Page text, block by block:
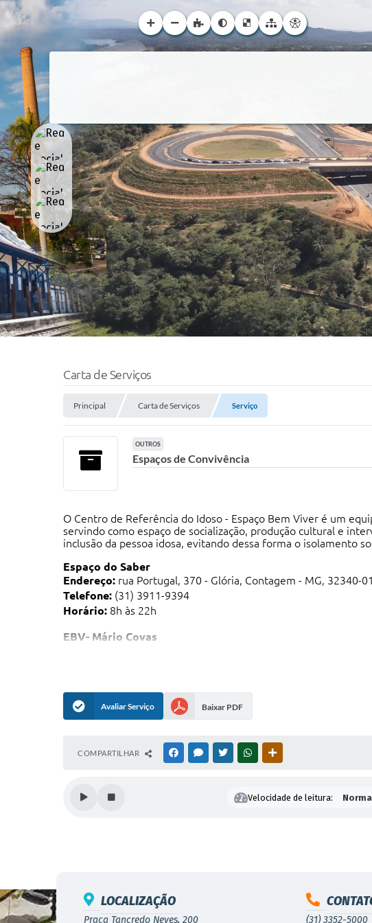
Carta de Serviços
Principal Carta de Serviços Serviço
OUTROS
Espaços de Convivência
O Centro de Referência do Idoso - Espaço Bem Viver é um
servindo como espaço de socialização, produção cultural e
inclusão da pessoa idosa, evitando dessa forma o isolamento
Espaço do Saber
Endereço: rua Portugal, 370 - Glória, Contagem - MG, 32340-
Telefone: (31) 3911-9394
Horário: 8h às 22h
EBV- Mário Covas
EBV – Luiz Palhares
Endereço:rua Maria José Chiodi, nº 107, Nova Contagem.
Horário:7h às 17h
Orgão: Secretaria Municipal da Pessoa com Deficiência,
Avaliar Serviço Baixar PDF
COMPARTILHAR FACEBOOKMESSENGER
TWITTERWHATSAPP
Velocidade de leitura:
LOCALIZAÇÃO
Praça Tancredo Neves, 200
(31) 3352-5000